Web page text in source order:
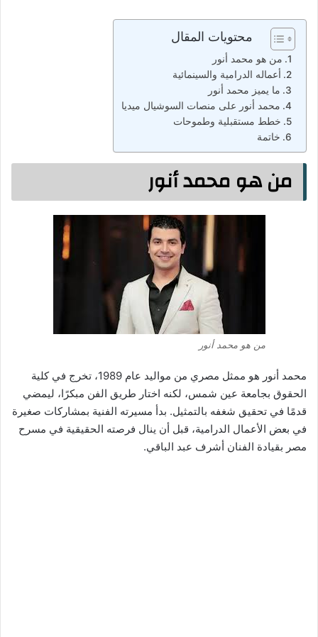
محتويات المقال
من هو محمد أنور
أعماله الدرامية والسينمائية
ما يميز محمد أنور
محمد أنور على منصات السوشيال ميديا
خطط مستقبلية وطموحات
خاتمة
من هو محمد أنور
من هو محمد أنور
محمد أنور هو ممثل مصري من مواليد عام 1989، تخرج في كلية
الحقوق بجامعة عين شمس، لكنه اختار طريق الفن مبكرًا، ليمضي
قدمًا في تحقيق شغفه بالتمثيل. بدأ مسيرته الفنية بمشاركات صغيرة
في بعض الأعمال الدرامية، قبل أن ينال فرصته الحقيقية في مسرح
مصر بقيادة الفنان أشرف عبد الباقي.